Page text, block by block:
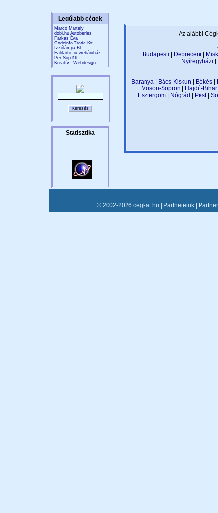
Legújabb cégek
Marco Martely
dobi.hu Autóbérlés
Farkas Éva
Codeinfo Trade Kft.
Izzólámpa Bt.
Falitarto.hu webáruház
Per-Sop Kft.
Kreatív - Webdesign
Az alábbi
Budapesti
Debreceni
Nyíregyházi
Baranya| Bács-Kiskun Békés|
Moson-Sopron
Hajdú-Bihar
Esztergom
Nógrád Pest|
© 2002-2026 cegkat.hu | Partnereink